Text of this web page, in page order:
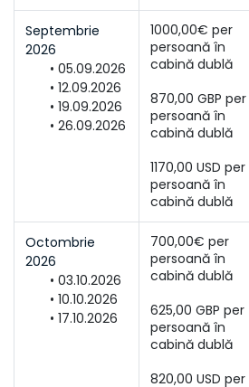
Septembrie
2026
05.09.2026
12.09.2026
19.09.2026
26.09.2026
1000,00€ per
persoană în
870,00 GBP per
persoană în
1170,00 USD per
persoană în
cabină dublă
Octombrie
2026
03.10.2026
10.10.2026
17.10.2026
700,00€ per
persoană în
625,00 GBP per
persoană în
820,00 USD per